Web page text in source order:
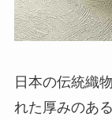
日本の伝統織
れた厚みのあ